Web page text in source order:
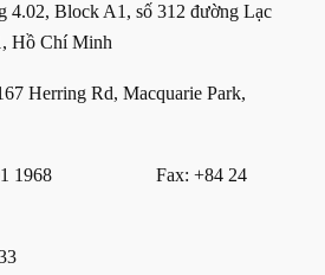
Block A1, số 312 đường Lạc
Hồ Chí Minh
Herring Rd, Macquarie Park,
1968 Fax: +84 24